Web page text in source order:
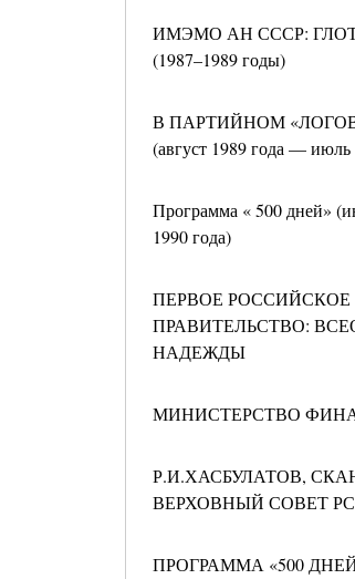
ИМЭМО АН СССР:
(1987–1989 годы)
В ПАРТИЙНОМ
(август 1989 года — июль
Программа « 500 дней»
1990 года)
ПЕРВОЕ РОССИЙСКОЕ
ПРАВИТЕЛЬСТВО:
НАДЕЖДЫ
МИНИСТЕРСТВО
Р.И.ХАСБУЛАТОВ,
ВЕРХОВНЫЙ СОВЕТ
ПРОГРАММА «500